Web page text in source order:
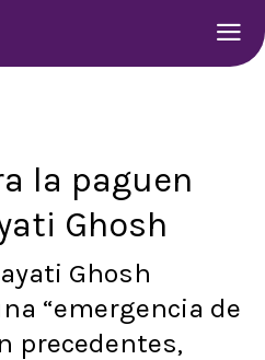
la paguen
Ghosh
Ghosh
“emergencia de
precedentes,